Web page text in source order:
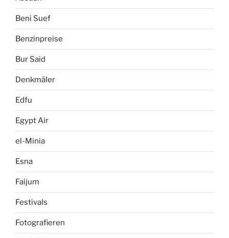
Beni Suef
Benzinpreise
Bur Said
Denkmäler
Edfu
Egypt Air
el-Minia
Esna
Faijum
Festivals
Fotografieren